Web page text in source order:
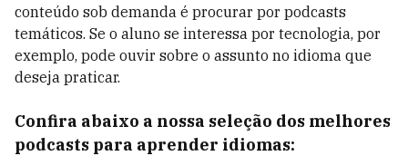
conteúdo sob demanda é procurar por podcasts
temáticos. Se o aluno se interessa por tecnologia, por
exemplo, pode ouvir sobre o assunto no idioma que
deseja praticar.
Confira abaixo a nossa seleção dos melhores
podcasts para aprender idiomas: